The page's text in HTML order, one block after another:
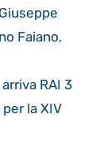
Giuseppe
Faiano,
RAI 3
la XIV